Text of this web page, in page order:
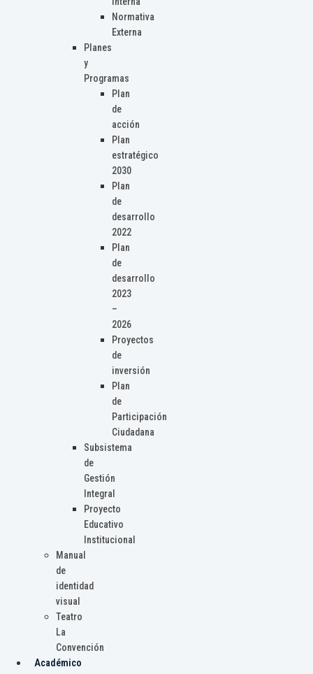
Normativa
Externa
Planes
y
Programas
Plan
de
acción
Plan
estratégico
2030
Plan
de
desarrollo
2022
Plan
de
desarrollo
2023
–
2026
Proyectos
de
inversión
Plan
de
Participación
Ciudadana
Subsistema
de
Gestión
Integral
Proyecto
Educativo
Institucional
Manual
de
identidad
visual
Teatro
La
Convención
Académico